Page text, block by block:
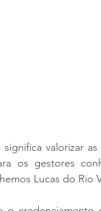
valorizar
os gestores
Lucas do Rio